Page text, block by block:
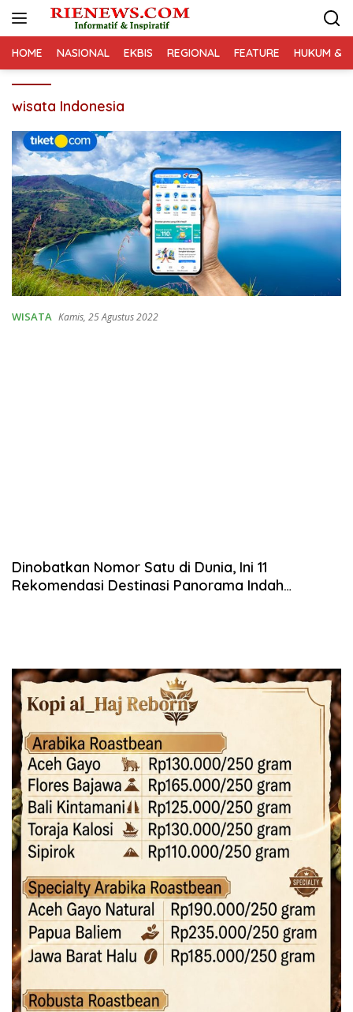
HOME NASIONAL EKBIS REGIONAL FEATURE HUKUM &
wisata Indonesia
WISATA Kamis, 25 Agustus 2022
Dinobatkan Nomor Satu di Dunia, Ini 11
Rekomendasi Destinasi Panorama Indah